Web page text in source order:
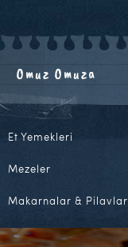
Omuz Omuza
Et Yemekleri
Mezeler
Makarnalar & Pilavlar